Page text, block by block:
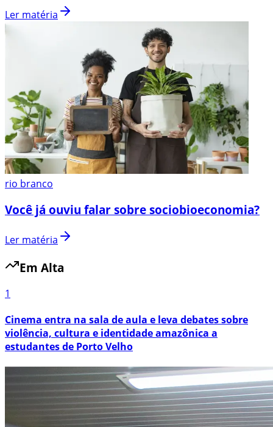
Ler matéria
rio branco
Você já ouviu falar sobre sociobioeconomia?
Ler matéria
Em Alta
1
Cinema entra na sala de aula e leva debates sobre
violência, cultura e identidade amazônica a
estudantes de Porto Velho